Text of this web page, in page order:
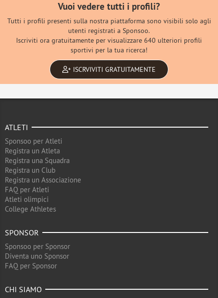
Vuoi vedere tutti i profili?
Tutti i profili presenti sulla nostra piattaforma sono visibili solo agli
utenti registrati a Sponsoo.
Iscriviti ora gratuitamente per visualizzare 640 ulteriori profili
sportivi per la tua ricerca!
ISCRVIVITI GRATUITAMENTE
ATLETI
Sponsoo per Atleti
Registra un Atleta
Registra una Squadra
Registra un Club
Registra un Associazione
FAQ per Atleti
Atleti olimpici
College Athletes
SPONSOR
Sponsoo per Sponsor
Diventa uno Sponsor
FAQ per Sponsor
CHI SIAMO